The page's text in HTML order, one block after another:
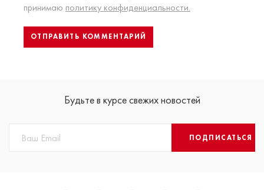
принимаю политику конфиденциальности.
Будьте в курсе свежих новостей
ПОДПИСАТЬСЯ